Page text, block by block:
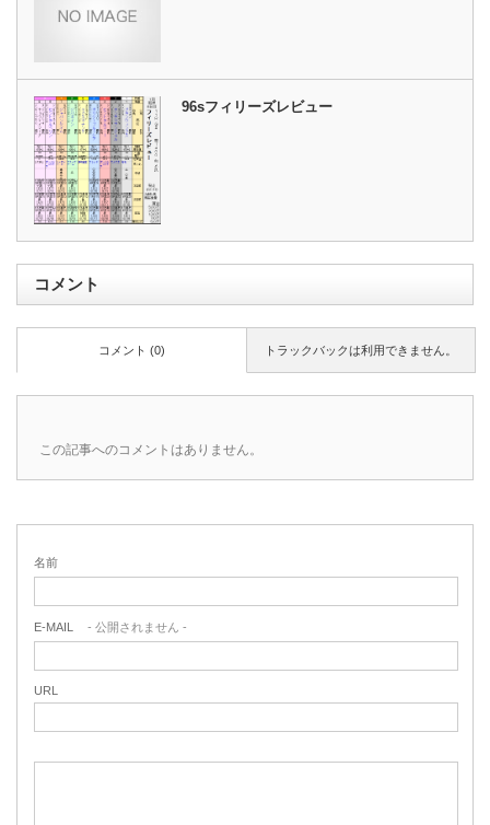
96sフィリーズレビュー
コメント
トラックバックは利用できません。
コメント (0)
この記事へのコメントはありません。
名前
E-MAIL - 公開されません -
URL